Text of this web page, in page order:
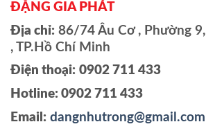
ĐẶNG GIA PHÁT
Địa chỉ: 86/74 Âu Cơ , Phường
, TP.Hồ Chí Minh
Điện thoại: 0902 711 433
Hotline: 0902 711 433
Email: dangnhutrong@gmail.com